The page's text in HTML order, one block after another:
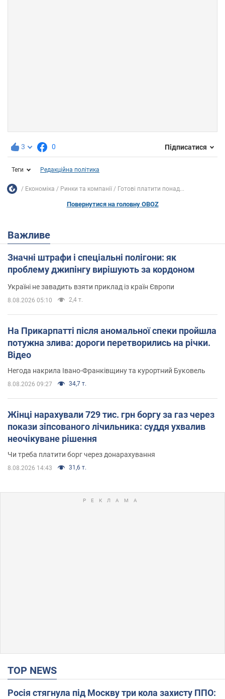
3 0 Підписатися
Теги Редакційна політика
Економіка Ринки та компанії Готові платити понад...
Повернутися на головну OBOZ
Важливе
Значні штрафи і спеціальні полігони: як
проблему джипінгу вирішують за кордоном
Україні не завадить взяти приклад із країн Європи
8.08.2026 05:10 2,4 т.
На Прикарпатті після аномальної спеки пройшла
потужна злива: дороги перетворились на річки.
Відео
Негода накрила Івано-Франківщину та курортний Буковель
8.08.2026 09:27 34,7 т.
Жінці нарахували 729 тис. грн боргу за газ через
покази зіпсованого лічильника: суддя ухвалив
неочікуване рішення
Чи треба платити борг через донарахування
8.08.2026 14:43 31,6 т.
TOP NEWS
Росія стягнула під Москву три кола захисту ППО: